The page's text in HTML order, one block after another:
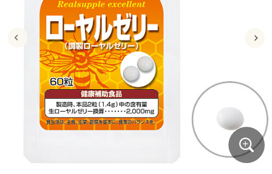
寝具・ベッド
カーテン・ラグ・ファブリック
美容・健康・サプリメント
制服・スクールすべて
制服・学生服
ジュニア・ティーンズ下着
大きいサイズ
大きいサイズ通販すべて
大きいサイズ レディース服
大きいサイズ レディース下着
大きいサイズ メンズ
バーゲン
バーゲンセール
シークレットセール
詳細検索
商品カテゴリ一覧
カーテン・ラグ・ファブリック
制服・学生服
ジュニア・ティーンズ下着
大きいサイズ通販すべて
大きいサイズ レディース服
大きいサイズ レディース下着
大きいサイズ メンズ
バーゲン
バーゲンセール
シークレットセール
詳細検索
商品カテゴリ一覧
カタログ